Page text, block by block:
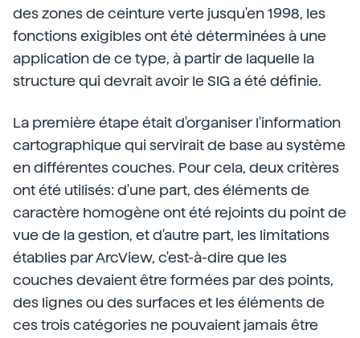
des zones de ceinture verte jusqu'en 1998, les
fonctions exigibles ont été déterminées à une
application de ce type, à partir de laquelle la
structure qui devrait avoir le SIG a été définie.
La première étape était d'organiser l'information
cartographique qui servirait de base au système
en différentes couches. Pour cela, deux critères
ont été utilisés: d'une part, des éléments de
caractère homogène ont été rejoints du point de
vue de la gestion, et d'autre part, les limitations
établies par ArcView, c'est-à-dire que les
couches devaient être formées par des points,
des lignes ou des surfaces et les éléments de
ces trois catégories ne pouvaient jamais être